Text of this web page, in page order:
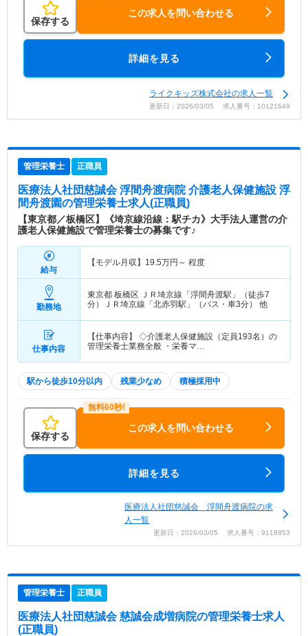
保存する
この求人を問い合わせる
詳細を見る
ライクキッズ株式会社の求人一覧
更新日：2026/03/05 求人番号：10121649
管理栄養士 正職員
医療法人社団慈誠会 浮間舟渡病院 介護老人保健施設 浮
間舟渡園の管理栄養士求人(正職員)
【東京都／板橋区】《埼京線沿線：駅チカ》大手法人運営の介
護老人保健施設で管理栄養士の募集です♪
給与
【モデル月収】 19.5万円～ 程度
勤務地
東京都 板橋区 ＪＲ埼京線「浮間舟渡駅」（徒歩7
分）ＪＲ埼京線「北赤羽駅」（バス・車3分） 他
仕事内容
【仕事内容】 ◇介護老人保健施設（定員193名）の
管理栄養士業務全般 ・栄養マ…
駅から徒歩10分以内 残業少なめ 積極採用中
保存する
この求人を問い合わせる
詳細を見る
医療法人社団慈誠会 浮間舟渡病院の求
人一覧
更新日：2026/03/05 求人番号：9118853
管理栄養士 正職員
医療法人社団慈誠会 慈誠会成増病院の管理栄養士求人
(正職員)